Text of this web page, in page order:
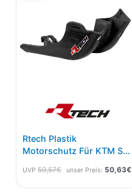
Rtech Plastik
Motorschutz Für KTM SX
Husqvarna TC 125 16-22,
UVP 59,57€ unser Preis: 50,63€